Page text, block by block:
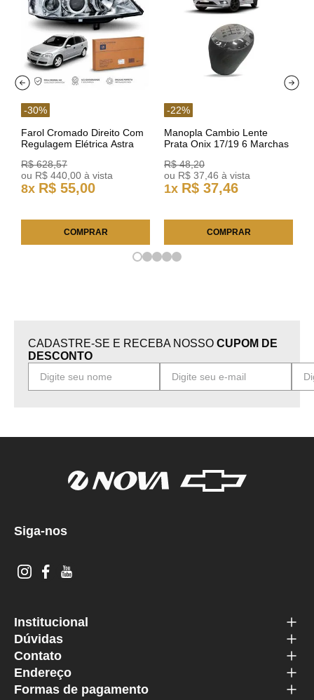
-30%
Farol Cromado Direito Com
Regulagem Elétrica Astra
R$ 628,57
ou R$ 440 00 à vista
8x R$ 55,00
COMPRAR
-22%
Manopla Cambio Lente
Prata Onix 17/19 6 Marchas
R$ 48,20
ou R$ 37 46 à vista
1x R$ 37,46
COMPRAR
CADASTRE-SE E RECEBA NOSSO CUPOM DE
DESCONTO
Siga-nos
Institucional
Dúvidas
Contato
Endereço
Formas de pagamento